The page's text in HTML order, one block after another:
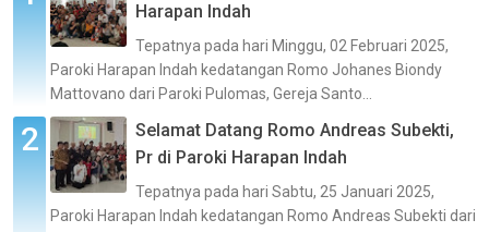
Harapan Indah
Tepatnya pada hari Minggu, 02 Februari 2025,
Paroki Harapan Indah kedatangan Romo Johanes Biondy
Mattovano dari Paroki Pulomas, Gereja Santo...
Selamat Datang Romo Andreas Subekti,
Pr di Paroki Harapan Indah
Tepatnya pada hari Sabtu, 25 Januari 2025,
Paroki Harapan Indah kedatangan Romo Andreas Subekti dari